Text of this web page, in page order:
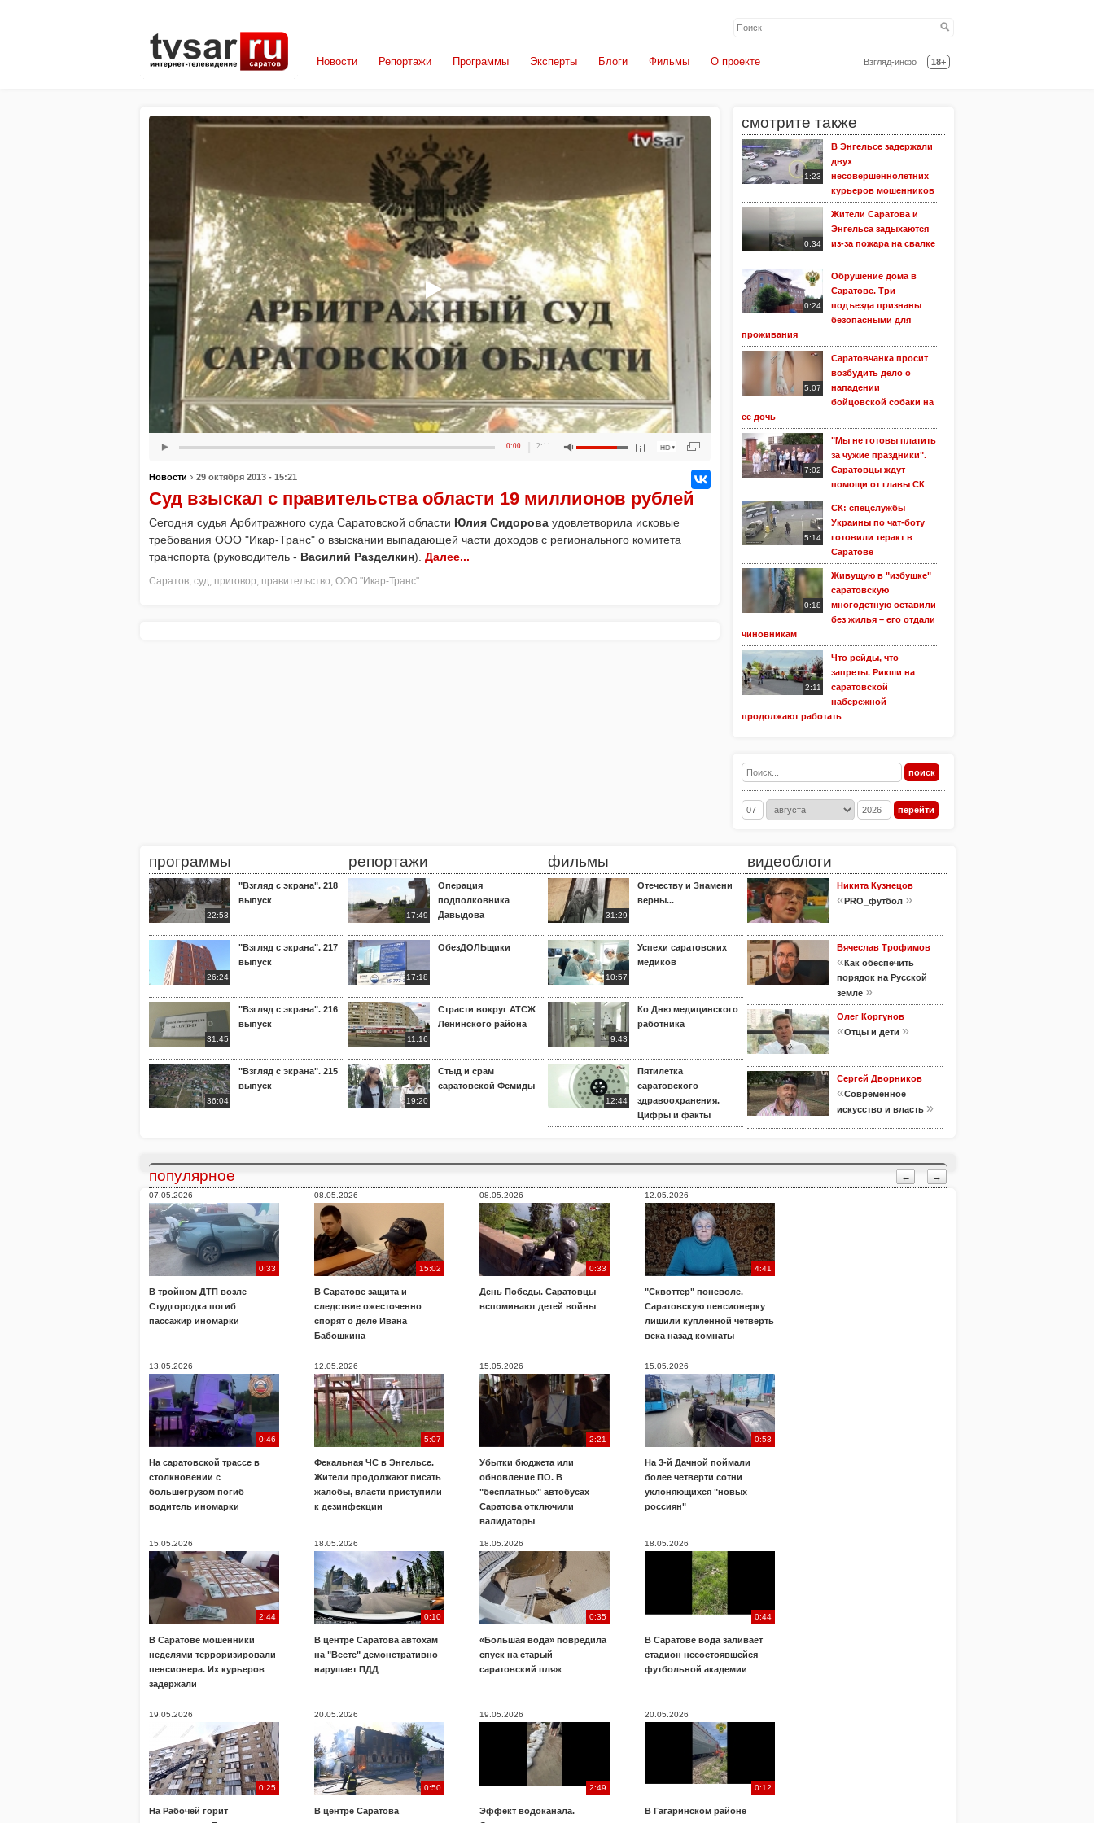
Взгляд-инфо 18+
Новости Репортажи Программы Эксперты Блоги Фильмы О проекте
смотрите также
1:23
В Энгельсе задержали
двух
несовершеннолетних
курьеров мошенников
0:34
Жители Саратова и
Энгельса задыхаются
из-за пожара на свалке
0:24
Обрушение дома в
Саратове. Три
подъезда признаны
безопасными для
проживания
5:07
Саратовчанка просит
возбудить дело о
нападении
бойцовской собаки на
ее дочь
7:02
"Мы не готовы платить
за чужие праздники".
Саратовцы ждут
помощи от главы СК
5:14
СК: спецслужбы
Украины по чат-боту
готовили теракт в
Саратове
0:18
Живущую в "избушке"
саратовскую
многодетную оставили
без жилья – его отдали
чиновникам
2:11
Что рейды, что
запреты. Рикши на
саратовской
набережной
продолжают работать
0:00 2:11
Новости › 29 октября 2013 - 15:21
Суд взыскал с правительства области 19 миллионов рублей
Сегодня судья Арбитражного суда Саратовской области Юлия Сидорова удовлетворила исковые
требования ООО "Икар-Транс" о взыскании выпадающей части доходов с регионального комитета
транспорта (руководитель - Василий Разделкин). Далее...
Саратов, суд, приговор, правительство, ООО "Икар-Транс"
программы
22:53
"Взгляд с экрана". 218
выпуск
26:24
"Взгляд с экрана". 217
выпуск
31:45
"Взгляд с экрана". 216
выпуск
36:04
"Взгляд с экрана". 215
выпуск
репортажи
17:49
Операция
подполковника
Давыдова
17:18
ОбезДОЛЬщики
11:16
Страсти вокруг АТСЖ
Ленинского района
19:20
Стыд и срам
саратовской Фемиды
фильмы
31:29
Отечеству и Знамени
верны...
10:57
Успехи саратовских
медиков
9:43
Ко Дню медицинского
работника
12:44
Пятилетка
саратовского
здравоохранения.
Цифры и факты
видеоблоги
Никита Кузнецов
«PRO_футбол »
Вячеслав Трофимов
«Как обеспечить
порядок на Русской
земле »
Олег Коргунов
«Отцы и дети »
Сергей Дворников
«Современное
искусство и власть »
← →
популярное
07.05.2026
0:33
В тройном ДТП возле
Студгородка погиб
пассажир иномарки
08.05.2026
15:02
В Саратове защита и
следствие ожесточенно
спорят о деле Ивана
Бабошкина
08.05.2026
0:33
День Победы. Саратовцы
вспоминают детей войны
12.05.2026
4:41
"Сквоттер" поневоле.
Саратовскую пенсионерку
лишили купленной четверть
века назад комнаты
13.05.2026
0:46
На саратовской трассе в
столкновении с
большегрузом погиб
водитель иномарки
12.05.2026
5:07
Фекальная ЧС в Энгельсе.
Жители продолжают писать
жалобы, власти приступили
к дезинфекции
15.05.2026
2:21
Убытки бюджета или
обновление ПО. В
"бесплатных" автобусах
Саратова отключили
валидаторы
15.05.2026
0:53
На 3-й Дачной поймали
более четверти сотни
уклоняющихся "новых
россиян"
15.05.2026
2:44
В Саратове мошенники
неделями терроризировали
пенсионера. Их курьеров
задержали
18.05.2026
0:10
В центре Саратова автохам
на "Весте" демонстративно
нарушает ПДД
18.05.2026
0:35
«Большая вода» повредила
спуск на старый
саратовский пляж
18.05.2026
0:44
В Саратове вода заливает
стадион несостоявшейся
футбольной академии
19.05.2026
0:25
На Рабочей горит
20.05.2026
0:50
В центре Саратова
19.05.2026
2:49
Эффект водоканала.
20.05.2026
0:12
В Гагаринском районе